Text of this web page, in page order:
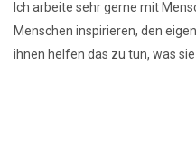
Ich arbeite sehr gerne mit
Menschen inspirieren, den
ihnen helfen das zu tun, was